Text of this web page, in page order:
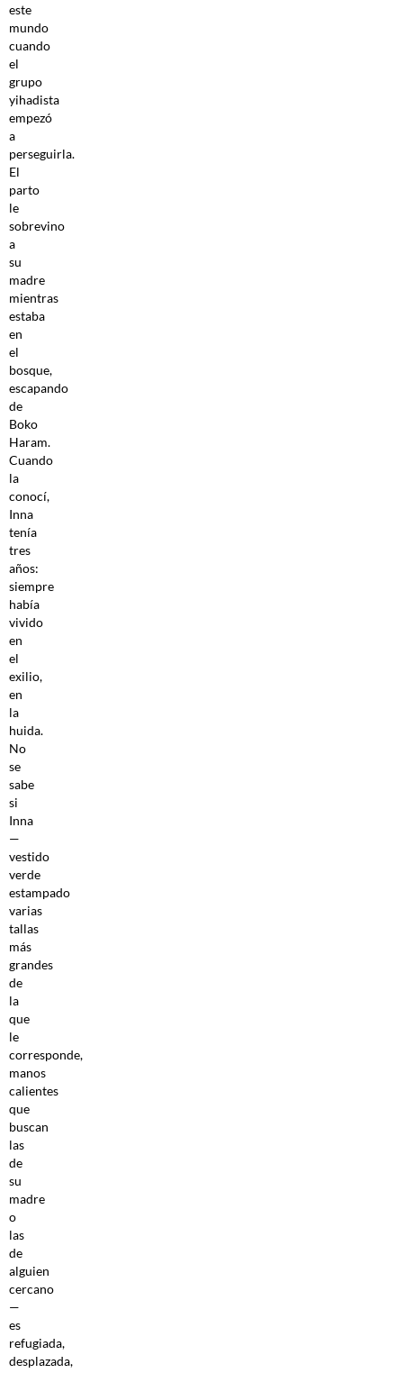
este
mundo
cuando
el
grupo
yihadista
empezó
a
perseguirla.
El
parto
le
sobrevino
a
su
madre
mientras
estaba
en
el
bosque,
escapando
de
Boko
Haram.
Cuando
la
conocí,
Inna
tenía
tres
años:
siempre
había
vivido
en
el
exilio,
en
la
huida.
No
se
sabe
si
Inna
—
vestido
verde
estampado
varias
tallas
más
grandes
de
la
que
le
corresponde,
manos
calientes
que
buscan
las
de
su
madre
o
las
de
alguien
cercano
—
es
refugiada,
desplazada,